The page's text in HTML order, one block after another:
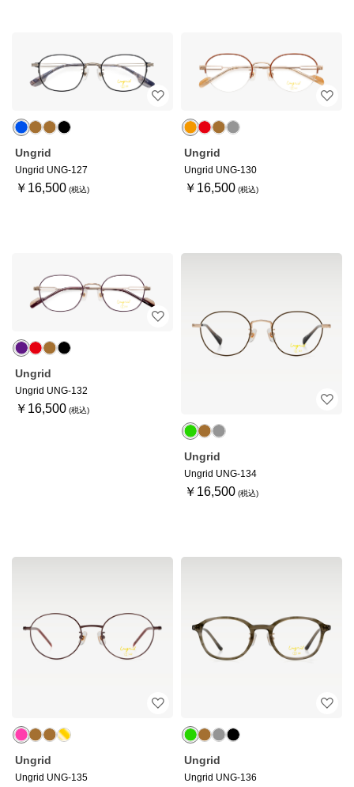
Ungrid
Ungrid UNG-127
￥16,500
Ungrid
Ungrid UNG-130
￥16,500
Ungrid
Ungrid UNG-132
￥16,500
Ungrid
Ungrid UNG-134
￥16,500
Ungrid
Ungrid UNG-135
Ungrid
Ungrid UNG-136